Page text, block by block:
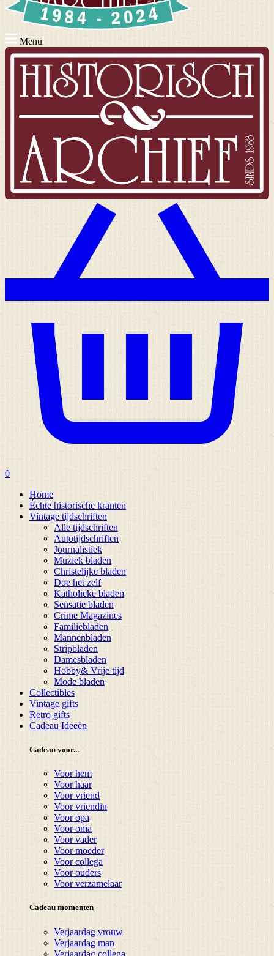
Menu
0
Home
Échte historische kranten
Vintage tijdschriften
Alle tijdschriften
Autotijdschriften
Journalistiek
Muziek bladen
Christelijke bladen
Doe het zelf
Katholieke bladen
Sensatie bladen
Crime Magazines
Familiebladen
Mannenbladen
Stripbladen
Damesbladen
Hobby& Vrije tijd
Mode bladen
Collectibles
Vintage gifts
Retro gifts
Cadeau Ideeën
Cadeau voor...
Voor hem
Voor haar
Voor vriend
Voor vriendin
Voor opa
Voor oma
Voor vader
Voor moeder
Voor collega
Voor ouders
Voor verzamelaar
Cadeau momenten
Verjaardag vrouw
Verjaardag man
Verjaardag collega